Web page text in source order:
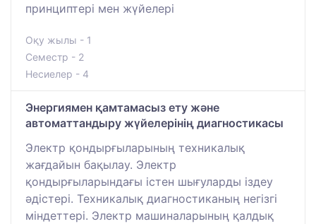
принциптері мен жүйелері
Оқу жылы - 1
Семестр - 2
Несиелер - 4
Энергиямен қамтамасыз ету және
автоматтандыру жүйелерінің диагностикасы
Электр қондырғыларының техникалық
жағдайын бақылау. Электр
қондырғыларындағы істен шығуларды іздеу
әдістері. Техникалық диагностиканың негізгі
міндеттері. Электр машиналарының қалдық